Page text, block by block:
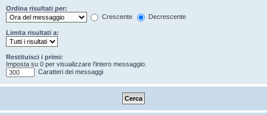
Ordina risultati per:
Crescente
Decrescente
Limita risultati a:
Restituisci i primi:
Imposta su 0 per visualizzare l’intero messaggio.
Caratteri dei messaggi